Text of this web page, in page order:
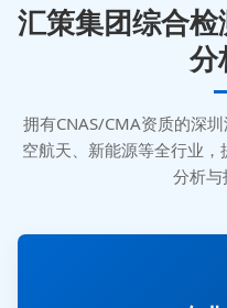
汇策集团综合
分
拥有CNAS/CMA资质的深
空航天、新能源等全行业
分析与